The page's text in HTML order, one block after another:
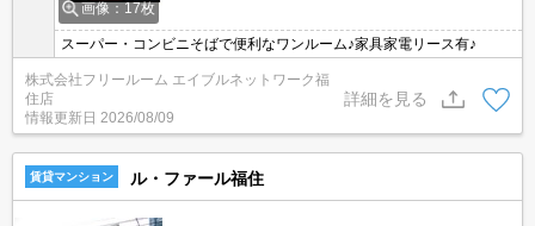
画像：17枚
スーパー・コンビニそばで便利なワンルーム♪家具家電リース有♪
株式会社フリールーム エイブルネットワーク福
住店
情報更新日 2026/08/09
詳細を見る
賃貸マンション ル・ファール福住